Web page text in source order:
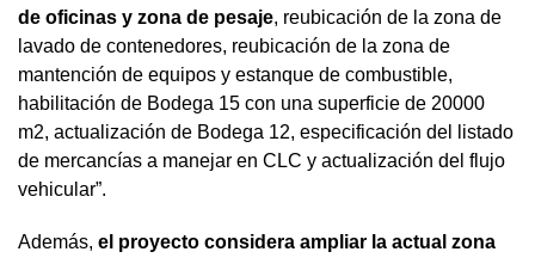
de oficinas y zona de pesaje, reubicación de la zona de
lavado de contenedores, reubicación de la zona de
mantención de equipos y estanque de combustible,
habilitación de Bodega 15 con una superficie de 20000
m2, actualización de Bodega 12, especificación del listado
de mercancías a manejar en CLC y actualización del flujo
vehicular”.
Además, el proyecto considera ampliar la actual zona